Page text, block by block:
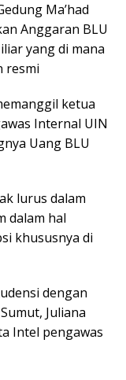
Ma’had
Anggaran BLU
yang di mana
resmi
ketua
Internal UIN
Uang BLU
lurus dalam
dalam hal
khususnya di
dengan
Juliana
Intel pengawas